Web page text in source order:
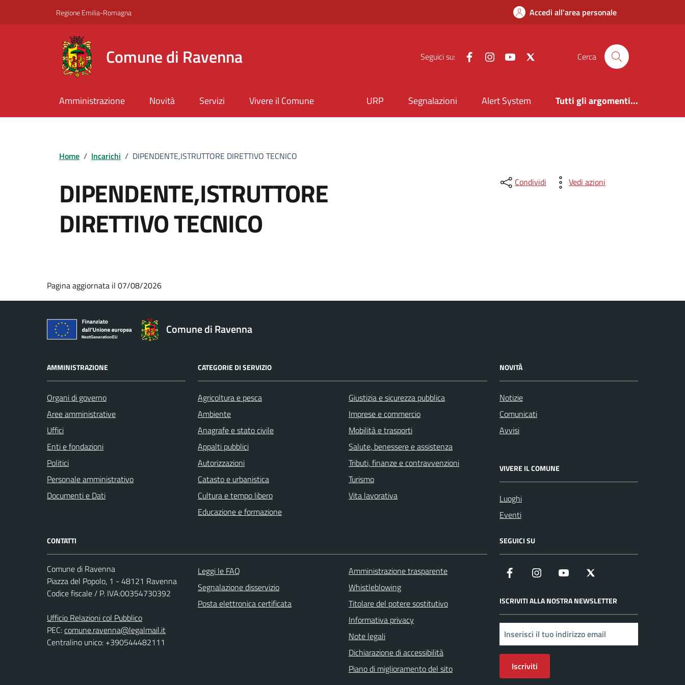
Regione Emilia-Romagna Accedi all'area personale
Comune di Ravenna Seguici su: FacebookInstagramYouTube Cerca
Amministrazione Novità Servizi Vivere il Comune URP Segnalazioni Alert System Tutti gli argomenti...
Home / Incarichi / DIPENDENTE,ISTRUTTORE DIRETTIVO TECNICO
DIPENDENTE,ISTRUTTORE
DIRETTIVO TECNICO
Condividi Vedi azioni
Pagina aggiornata il 07/08/2026
Comune di Ravenna
AMMINISTRAZIONE
Organi di governo
Aree amministrative
Uffici
Enti e fondazioni
Politici
Personale amministrativo
Documenti e Dati
CATEGORIE DI SERVIZIO
Agricoltura e pesca
Ambiente
Anagrafe e stato civile
Appalti pubblici
Autorizzazioni
Catasto e urbanistica
Cultura e tempo libero
Educazione e formazione
Giustizia e sicurezza pubblica
Imprese e commercio
Mobilità e trasporti
Salute, benessere e assistenza
Tributi, finanze e contravvenzioni
Turismo
Vita lavorativa
NOVITÀ
Notizie
Comunicati
Avvisi
VIVERE IL COMUNE
Luoghi
Eventi
CONTATTI
Comune di Ravenna
Piazza del Popolo, 1 - 48121 Ravenna
Codice fiscale / P. IVA:00354730392
Ufficio Relazioni col Pubblico
PEC:comune.ravenna@legalmail.it
Centralino unico: +390544482111
Leggi le FAQ
Segnalazione disservizio
Posta elettronica certificata
Amministrazione trasparente
Whistleblowing
Titolare del potere sostitutivo
Informativa privacy
Note legali
Dichiarazione di accessibilità
Piano di miglioramento del sito
SEGUICI SU
Facebook Instagram YouTube
ISCRIVITI ALLA NOSTRA NEWSLETTER